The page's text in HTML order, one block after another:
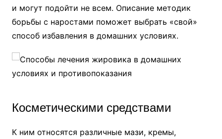
и могут подойти не всем. Описание методик
борьбы с наростами поможет выбрать «свой»
способ избавления в домашних условиях.
Косметическими средствами
К ним относятся различные мази, кремы,